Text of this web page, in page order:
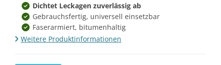
Dichtet Leckagen zuverlässig ab
Gebrauchsfertig, universell einsetzbar
Faserarmiert, bitumenhaltig
Weitere Produktinformationen